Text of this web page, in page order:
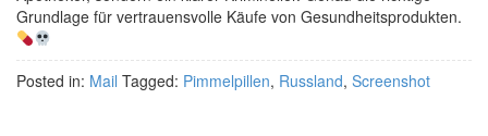
Grundlage für vertrauensvolle Käufe von Gesundheitsprodukten.
Posted in: Mail Tagged: Pimmelpillen, Russland, Screenshot